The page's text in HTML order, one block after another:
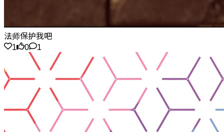
法师保护我吧
1
0 1